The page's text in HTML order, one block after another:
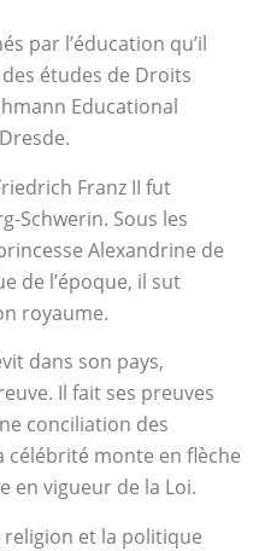
par l’éducation qu’il
études de Droits
Educational
Franz II fut
Schwerin. Sous les
Alexandrine de
de l’époque, il sut
royaume.
dans son pays,
Il fait ses preuves
conciliation des
monte en flèche
en vigueur de la Loi.
religion et la politique